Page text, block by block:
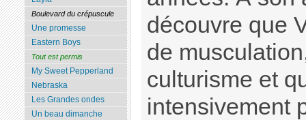
découvre que
de
culturisme et
intensivement
Boulevard du crépuscule
Une promesse
Eastern Boys
Tout est permis
My Sweet Pepperland
Nebraska
Les Grandes ondes
Un beau dimanche